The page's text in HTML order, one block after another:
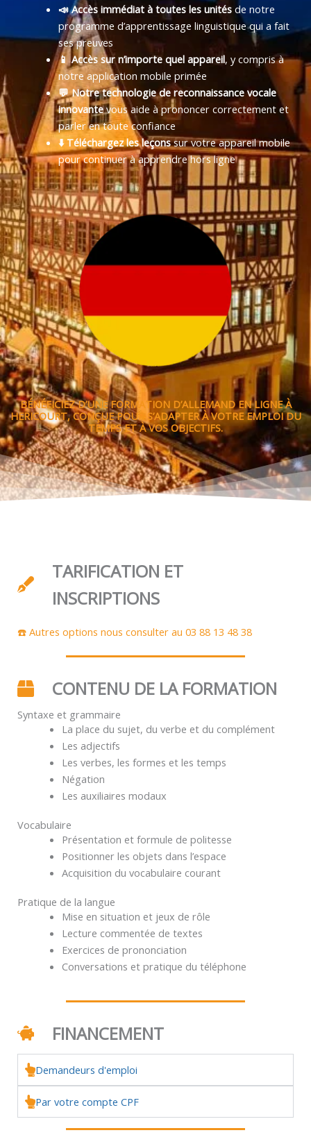
📣 Accès immédiat à toutes les unitésde notre
programme d’apprentissage linguistique qui a fait
ses preuves
📱 Accès sur n’importe quel appareil, y compris à
notre application mobile primée
💬 Notre technologie de reconnaissance vocale
innovantevous aide à prononcer correctement et
parler en toute confiance
⬇️ Téléchargez les leçonssur votre appareil mobile
pour continuer à apprendre hors ligne
BÉNÉFICIEZ D’UNE FORMATION D’ALLEMAND EN LIGNE À
HERICOURT, CONÇUE POUR S’ADAPTER À VOTRE EMPLOI DU
TEMPS ET À VOS OBJECTIFS.
TARIFICATION ET
INSCRIPTIONS
☎️ Autres options nous consulter au 03 88 13 48 38
CONTENU DE LA FORMATION
Syntaxe et grammaire
La place du sujet, du verbe et du complément
Les adjectifs
Les verbes, les formes et les temps
Négation
Les auxiliaires modaux
Vocabulaire
Présentation et formule de politesse
Positionner les objets dans l’espace
Acquisition du vocabulaire courant
Pratique de la langue
Mise en situation et jeux de rôle
Lecture commentée de textes
Exercices de prononciation
Conversations et pratique du téléphone
FINANCEMENT
Demandeurs d'emploi
Par votre compte CPF